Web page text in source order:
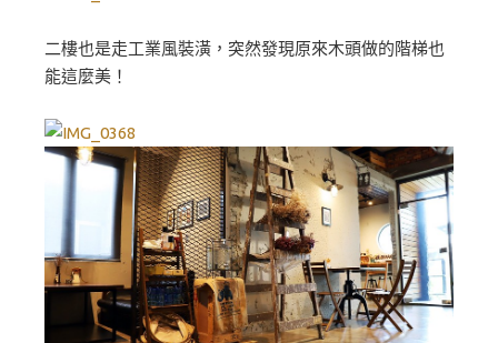
二樓也是走工業風裝潢，突然發現原來木頭做的階梯也
能這麼美！